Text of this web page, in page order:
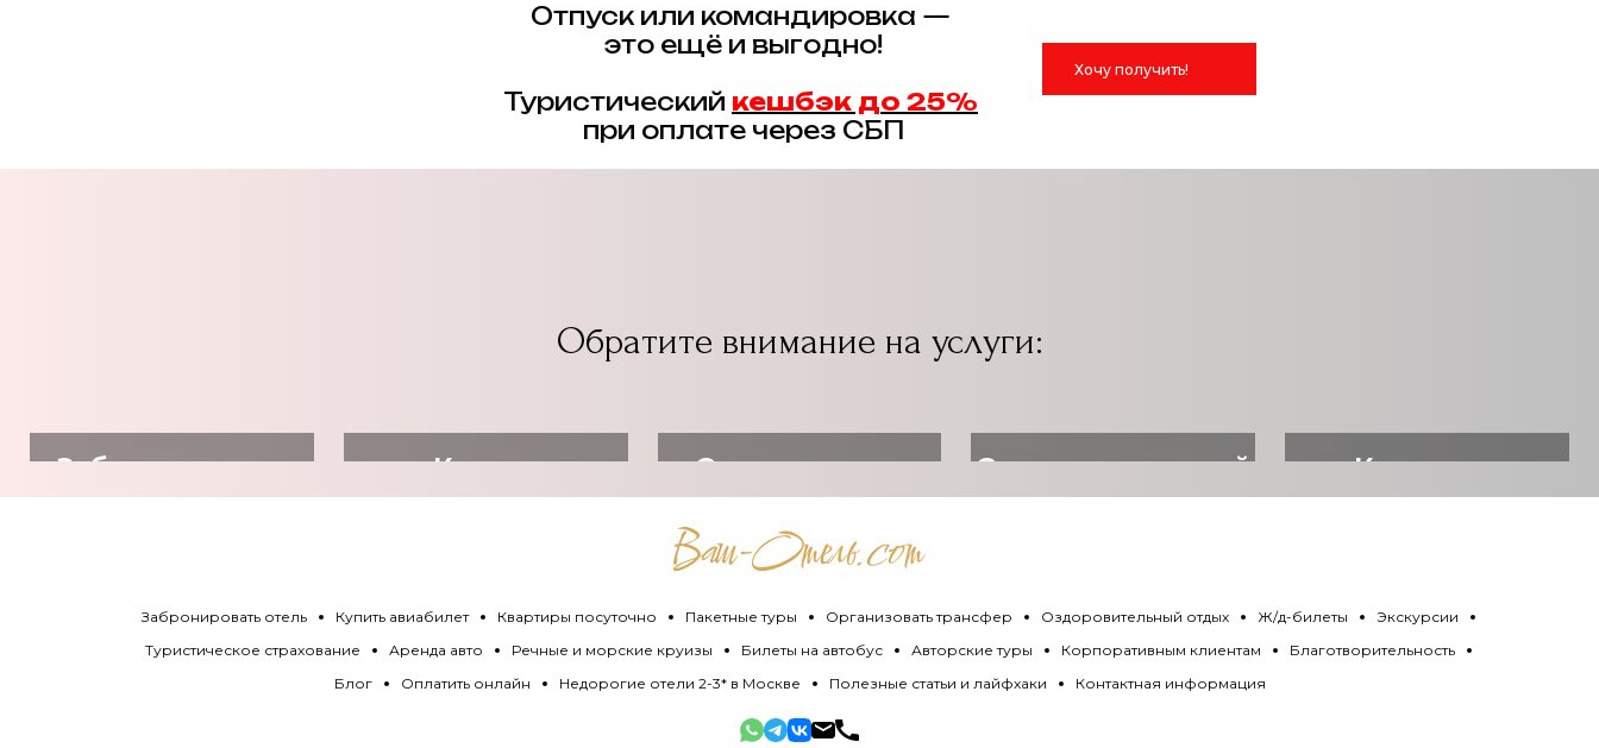
Хочу получить!
Отпуск или командировка —
это ещё и выгодно!
Туристический кешбэк до 25%
при оплате через СБП
Обратите внимание на услуги:
Забронировать
отель
Купить
авиабилет
Организовать
трансфер
Оздоровительный
отдых
Квартиры
посуточно
Забронировать отель Купить авиабилет Квартиры посуточно Пакетные туры Организовать трансфер Оздоровительный отдых Ж/д-билеты
Экскурсии
Туристическое страхование
Аренда авто Речные и морские круизы Билеты на автобус Авторские туры Корпоративным клиентам
Благотворительность
Блог
Оплатить онлайн Недорогие отели 2-3* в Москве Полезные статьи и лайфхаки Контактная информация